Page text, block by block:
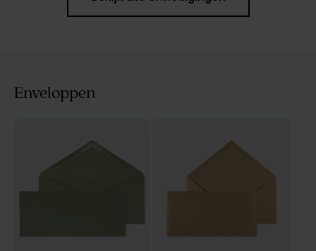
Enveloppen